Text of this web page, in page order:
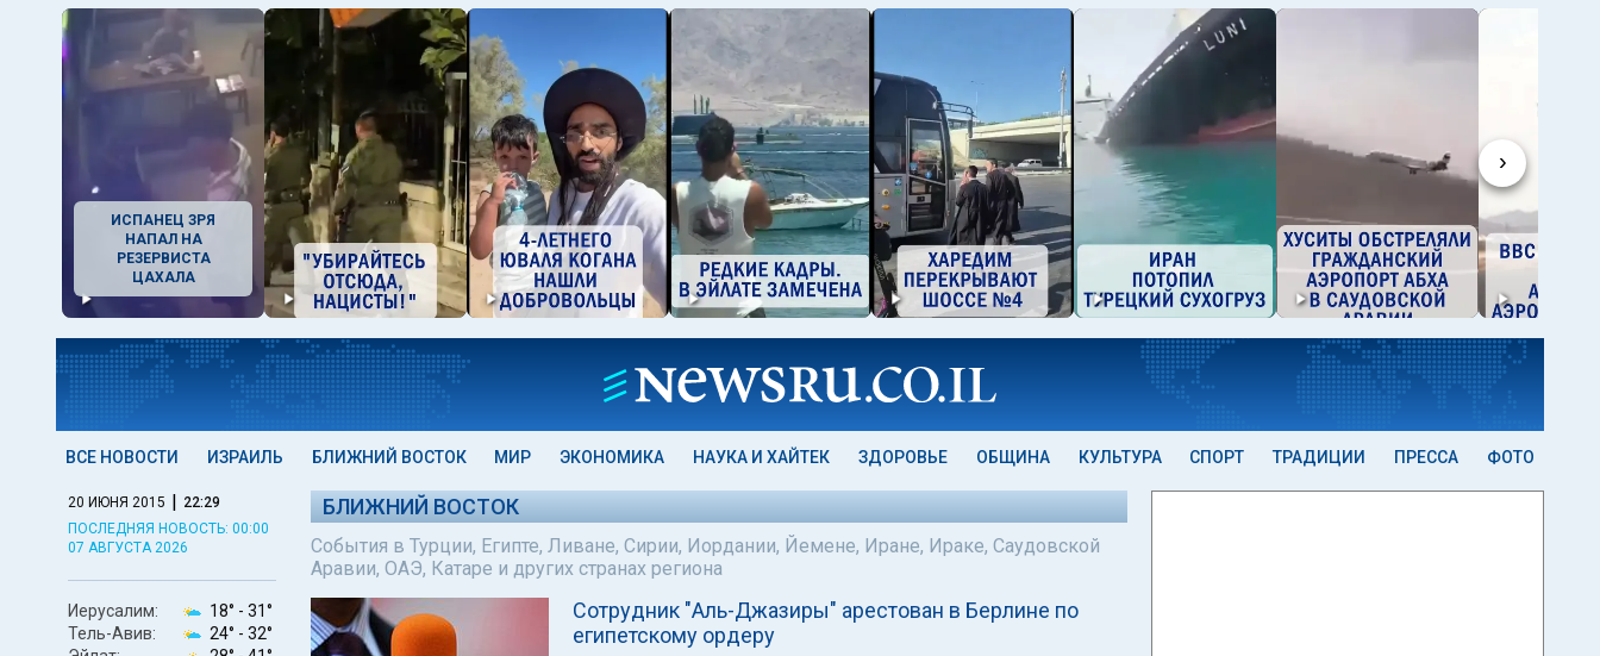
›
ИСПАНЕЦ ЗРЯ
НАПАЛ НА
РЕЗЕРВИСТА
ЦАХАЛА
ВСЕ НОВОСТИ ИЗРАИЛЬ БЛИЖНИЙ ВОСТОК МИР ЭКОНОМИКА НАУКА И ХАЙТЕК ЗДОРОВЬЕ ОБЩИНА КУЛЬТУРА СПОРТ ТРАДИЦИИ ПРЕССА ФОТО
20 ИЮНЯ 2015 | 22:29
ПОСЛЕДНЯЯ НОВОСТЬ: 00:00
07 АВГУСТА 2026
Иерусалим: 18° - 31°
Тель-Авив:
24° - 32°
БЛИЖНИЙ ВОСТОК
События в Турции, Египте, Ливане, Сирии, Иордании, Йемене, Иране, Ираке, Саудовской
Аравии, ОАЭ, Катаре и других странах региона
Сотрудник "Аль-Джазиры" арестован в Берлине по
египетскому ордеру